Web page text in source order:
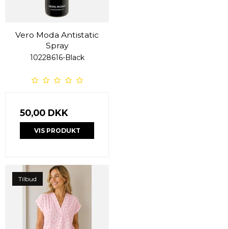
Vero Moda Antistatic
Spray
10228616-Black
50,00 DKK
VIS PRODUKT
Tilbud